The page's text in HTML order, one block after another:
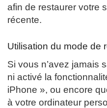
afin de restaurer votre
récente.
Utilisation du mode de
Si vous n’avez jamais
ni activé la
iPhone », ou encore
à votre ordinateur